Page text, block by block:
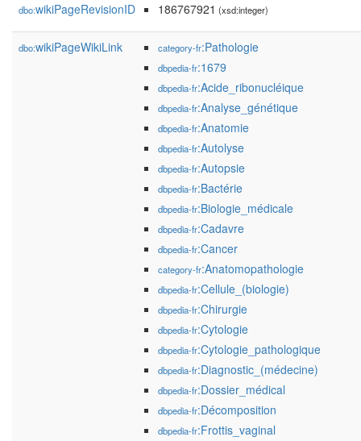
dbo:wikiPageRevisionID 186767921 (xsd:integer)
dbo:wikiPageWikiLink category-fr:Pathologie
dbpedia-fr:1679
dbpedia-fr:Acide_ribonucléique
dbpedia-fr:Analyse_génétique
dbpedia-fr:Anatomie
dbpedia-fr:Autolyse
dbpedia-fr:Autopsie
dbpedia-fr:Bactérie
dbpedia-fr:Biologie_médicale
dbpedia-fr:Cadavre
dbpedia-fr:Cancer
category-fr:Anatomopathologie
dbpedia-fr:Cellule_(biologie)
dbpedia-fr:Chirurgie
dbpedia-fr:Cytologie
dbpedia-fr:Cytologie_pathologique
dbpedia-fr:Diagnostic_(médecine)
dbpedia-fr:Dossier_médical
dbpedia-fr:Décomposition
dbpedia-fr:Frottis_vaginal